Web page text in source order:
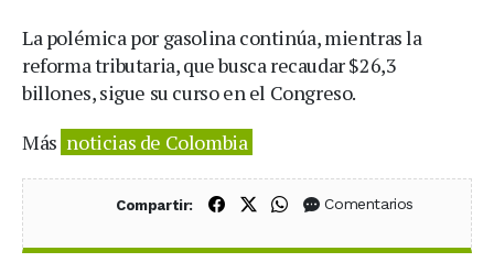
La polémica por gasolina continúa, mientras la
reforma tributaria, que busca recaudar $26,3
billones, sigue su curso en el Congreso.
Más noticias de Colombia
Compartir: Compartir en Facebook
Compartir en X (Twitter)
Compartir en WhatsApp
Comentarios